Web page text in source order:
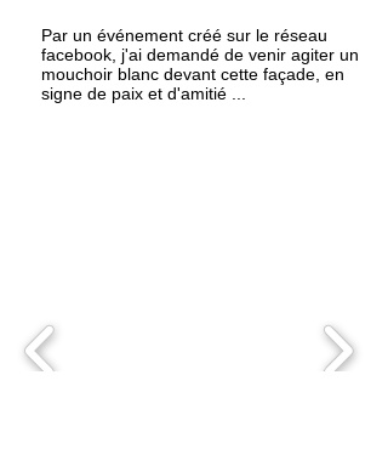
Par un événement créé sur le réseau
facebook, j'ai demandé de venir agiter un
mouchoir blanc devant cette façade, en
signe de paix et d'amitié ...